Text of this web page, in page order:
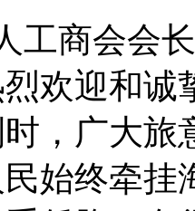
工商会会
欢迎和诚
，广大旅
始终牵挂